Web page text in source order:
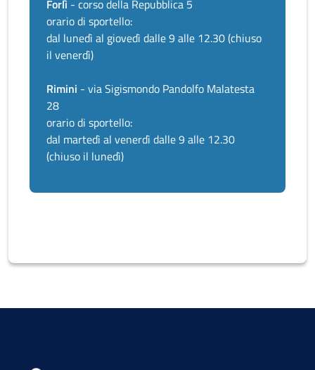
Forlì - corso della Repubblica 5
orario di sportello:
dal lunedì al giovedì dalle 9 alle 12.30 (chiuso
il venerdì)
Rimini - via Sigismondo Pandolfo Malatesta
28
orario di sportello:
dal martedì al venerdì dalle 9 alle 12.30
(chiuso il lunedì)